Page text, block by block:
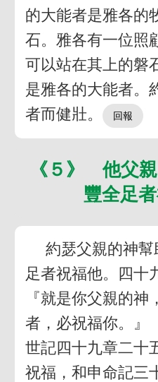
的大能者是雅各的
石。雅各有一位照
可以站在其上的磐
是雅各的大能者。
者而健壯。
《５》 他父
豐全足
約瑟父親的神
足者祝福他。四十
『就是你父親的
者，必祝福你。』
世記四十九章二十
祝福，和申命記三